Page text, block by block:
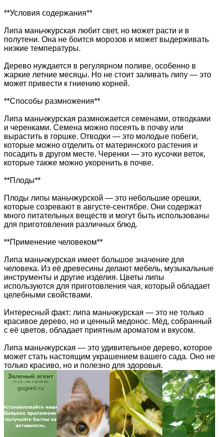
**Условия содержания**
Липа маньчжурская любит свет, но может расти и в
полутени. Она не боится морозов и может выдерживать
низкие температуры.
Дерево нуждается в регулярном поливе, особенно в
жаркие летние месяцы. Но не стоит заливать липу — это
может привести к гниению корней.
**Способы размножения**
Липа маньчжурская размножается семенами, отводками
и черенками. Семена можно посеять в почву или
вырастить в горшке. Отводки — это молодые побеги,
которые можно отделить от материнского растения и
посадить в другом месте. Черенки — это кусочки веток,
которые также можно укоренить в почве.
**Плоды**
Плоды липы маньчжурской — это небольшие орешки,
которые созревают в августе-сентябре. Они содержат
много питательных веществ и могут быть использованы
для приготовления различных блюд.
**Применение человеком**
Липа маньчжурская имеет большое значение для
человека. Из её древесины делают мебель, музыкальные
инструменты и другие изделия. Цветы липы
используются для приготовления чая, который обладает
целебными свойствами.
Интересный факт: липа маньчжурская — это не только
красивое дерево, но и ценный медонос. Мёд, собранный
с её цветов, обладает приятным ароматом и вкусом.
Липа маньчжурская — это удивительное дерево, которое
может стать настоящим украшением вашего сада. Оно не
только красиво, но и полезно для здоровья.